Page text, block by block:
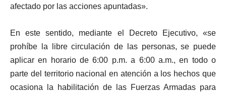
afectado por las acciones apuntadas».
En este sentido, mediante el Decreto Ejecutivo, «se
prohíbe la libre circulación de las personas, se puede
aplicar en horario de 6:00 p.m. a 6:00 a.m., en todo o
parte del territorio nacional en atención a los hechos que
ocasiona la habilitación de las Fuerzas Armadas para